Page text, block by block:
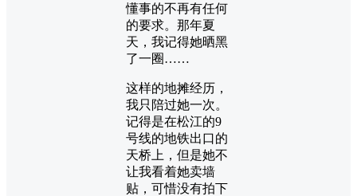
懂事的不再有任何
的要求。那年夏
天，我记得她晒黑
了一圈……
这样的地摊经历，
我只陪过她一次。
记得是在松江的9
号线的地铁出口的
天桥上，但是她不
让我看着她卖墙
贴，可惜没有拍下